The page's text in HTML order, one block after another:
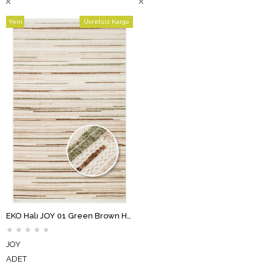
EKO Halı JOY 01 Green Brown Hav Toz Vermeyen Etnik Desenli Halı
★ ★ ★ ★ ★
JOY
ADET
Ücretsiz Kargo
Yeni
Ürün